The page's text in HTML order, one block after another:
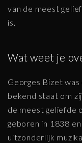
van de meest
is.
Wat weet je
Georges Bizet
bekend staat om
de meest geliefde
geboren in 1838
uitzonderlijk